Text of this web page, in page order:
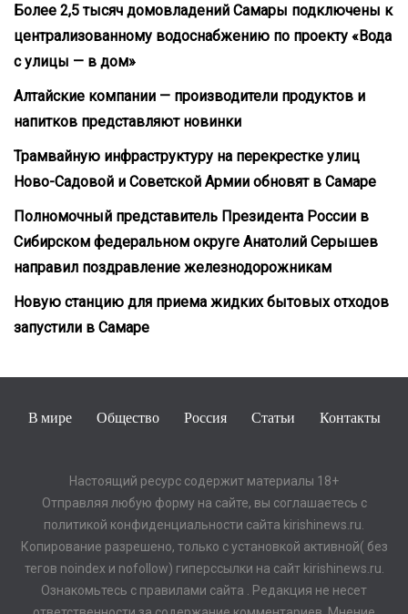
Более 2,5 тысяч домовладений Самары подключены к
централизованному водоснабжению по проекту «Вода
с улицы — в дом»
Алтайские компании — производители продуктов и
напитков представляют новинки
Трамвайную инфраструктуру на перекрестке улиц
Ново-Садовой и Советской Армии обновят в Самаре
Полномочный представитель Президента России в
Сибирском федеральном округе Анатолий Серышев
направил поздравление железнодорожникам
Новую станцию для приема жидких бытовых отходов
запустили в Самаре
В мире Общество Россия Статьи Контакты
Настоящий ресурс содержит материалы 18+
Отправляя любую форму на сайте, вы соглашаетесь с
политикой конфиденциальности сайта kirishinews.ru.
Копирование разрешено, только с установкой активной( без
тегов noindex и nofollow) гиперссылки на сайт kirishinews.ru.
Ознакомьтесь с правилами сайта . Редакция не несет